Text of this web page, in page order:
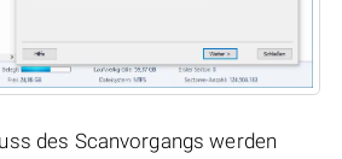
des Scanvorgangs werden